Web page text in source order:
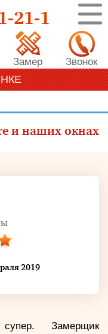
21-1
Замер Звонок
и наших окнах
2019
Замерщик